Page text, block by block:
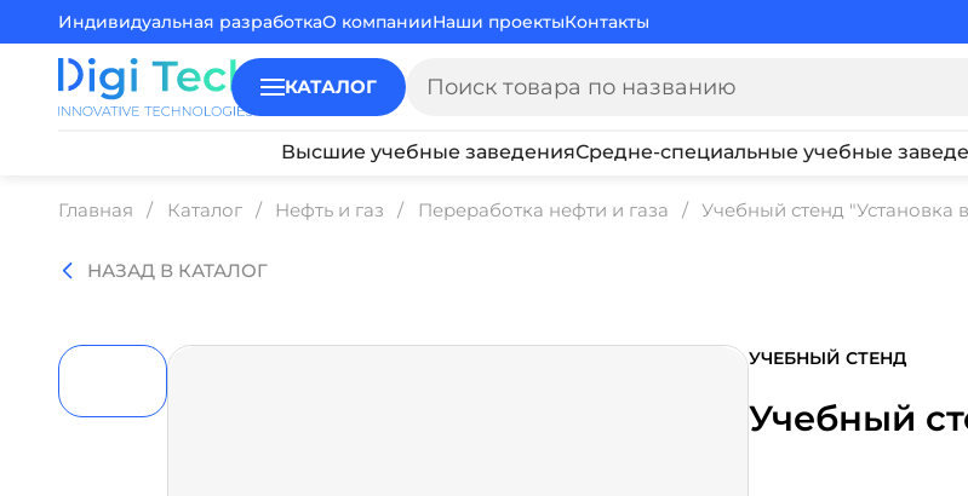
Индивидуальная разработкаО компанииНаши проектыКонтакты
КАТАЛОГ
Высшие учебные заведенияСредне-специальные учебные
Главная Каталог Нефть и газ Переработка нефти и газа Учебный стенд "Установка
НАЗАД В КАТАЛОГ
УЧЕБНЫЙ СТЕНД
Учебный